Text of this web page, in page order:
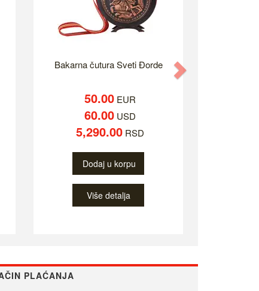
Bakarna čutura Sveti Đorde
50.00EUR
60.00USD
5,290.00RSD
Dodaj u korpu
Više detalja
PLAĆANJA